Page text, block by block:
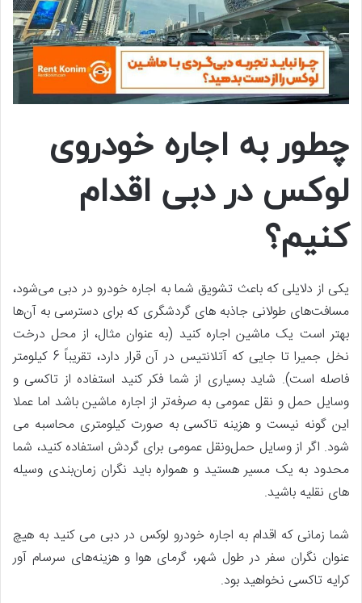
چطور به اجاره خودروی
لوکس در دبی اقدام
کنیم؟
یکی از دلایلی که باعث تشویق شما به اجاره خودرو در دبی می‌شود،
مسافت‌های طولانی جاذبه های گردشگری که برای دسترسی به آن‌ها
بهتر است یک ماشین اجاره کنید (به عنوان مثال، از محل درخت
نخل جمیرا تا جایی که آتلانتیس در آن قرار دارد، تقریباً 6 کیلومتر
فاصله است). شاید بسیاری از شما فکر کنید استفاده از تاکسی و
وسایل حمل و نقل عمومی به صرفه‌تر از اجاره ماشین باشد اما عملا
این گونه نیست و هزینه تاکسی به صورت کیلومتری محاسبه می
شود. اگر از وسایل حمل‌ونقل عمومی برای گردش استفاده کنید، شما
محدود به یک مسیر هستید و همواره باید نگران زمان‌بندی وسیله
های نقلیه باشید.
شما زمانی که اقدام به اجاره خودرو لوکس در دبی می کنید به هیچ
عنوان نگران سفر در طول شهر، گرمای هوا و هزینه‌های سرسام آور
کرایه تاکسی نخواهید بود.